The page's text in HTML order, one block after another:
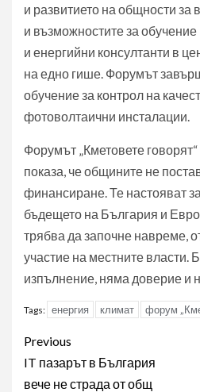
и развитието на общности за
и възможностите за
и енергийни консултанти в
на едно гише. Форумът
обучение за контрол на
фотоволтаични инсталации.
Форумът „Кметовете
показа, че общините не
финансиране. Те настояват
бъдещето на България и
трябва да започне навреме,
участие на местните власти.
изпълнение, няма доверие и
Tags: енергия климат форум
Post
navigation
Previous
IT пазарът в България
вече не страда от общ